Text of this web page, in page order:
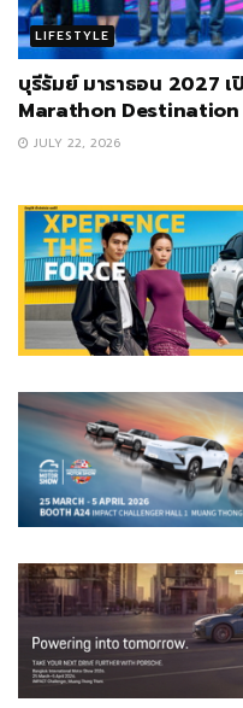
LIFESTYLE
บุรีรัมย์ มาราธอน 2027
Marathon Destination
JULY 22, 2026